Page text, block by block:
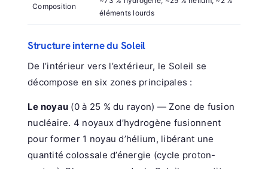
Composition
éléments lourds
Structure interne du Soleil
De l’intérieur vers l’extérieur, le Soleil se
décompose en six zones principales :
Le noyau (0 à 25 % du rayon) — Zone de fusion
nucléaire. 4 noyaux d’hydrogène fusionnent
pour former 1 noyau d’hélium, libérant une
quantité colossale d’énergie (cycle proton-